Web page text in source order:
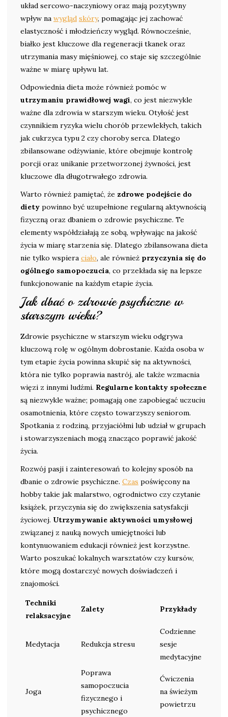
układ sercowo-naczyniowy oraz mają pozytywny
wpływ na wygląd skóry, pomagając jej zachować
elastyczność i młodzieńczy wygląd. Równocześnie,
białko jest kluczowe dla regeneracji tkanek oraz
utrzymania masy mięśniowej, co staje się szczególnie
ważne w miarę upływu lat.
Odpowiednia dieta może również pomóc w
utrzymaniu prawidłowej wagi, co jest niezwykle
ważne dla zdrowia w starszym wieku. Otyłość jest
czynnikiem ryzyka wielu chorób przewlekłych, takich
jak cukrzyca typu 2 czy choroby serca. Dlatego
zbilansowane odżywianie, które obejmuje kontrolę
porcji oraz unikanie przetworzonej żywności, jest
kluczowe dla długotrwałego zdrowia.
Warto również pamiętać, że zdrowe podejście do
diety powinno być uzupełnione regularną aktywnością
fizyczną oraz dbaniem o zdrowie psychiczne. Te
elementy współdziałają ze sobą, wpływając na jakość
życia w miarę starzenia się. Dlatego zbilansowana dieta
nie tylko wspiera ciało, ale również przyczynia się do
ogólnego samopoczucia, co przekłada się na lepsze
funkcjonowanie na każdym etapie życia.
Jak dbać o zdrowie psychiczne w
starszym wieku?
Zdrowie psychiczne w starszym wieku odgrywa
kluczową rolę w ogólnym dobrostanie. Każda osoba w
tym etapie życia powinna skupić się na aktywności,
która nie tylko poprawia nastrój, ale także wzmacnia
więzi z innymi ludźmi. Regularne kontakty społeczne
są niezwykle ważne; pomagają one zapobiegać uczuciu
osamotnienia, które często towarzyszy seniorom.
Spotkania z rodziną, przyjaciółmi lub udział w grupach
i stowarzyszeniach mogą znacząco poprawić jakość
życia.
Rozwój pasji i zainteresowań to kolejny sposób na
dbanie o zdrowie psychiczne. Czas poświęcony na
hobby takie jak malarstwo, ogrodnictwo czy czytanie
książek, przyczynia się do zwiększenia satysfakcji
życiowej. Utrzymywanie aktywności umysłowej
związanej z nauką nowych umiejętności lub
kontynuowaniem edukacji również jest korzystne.
Warto poszukać lokalnych warsztatów czy kursów,
które mogą dostarczyć nowych doświadczeń i
znajomości.
Techniki
relaksacyjne
Zalety Przykłady
Medytacja Redukcja stresu
Codzienne
sesje
medytacyjne
Joga
Poprawa
samopoczucia
fizycznego i
psychicznego
Ćwiczenia
na świeżym
powietrzu